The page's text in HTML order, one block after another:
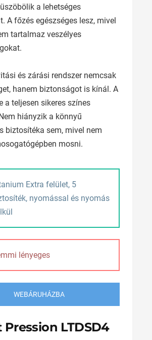
a lehetséges
A főzés egészséges lesz, mivel
tartalmaz veszélyes
és zárási rendszer nemcsak
hanem biztonságot is kínál. A
a teljesen sikeres színes
hiányzik a könnyű
biztosítéka sem, mivel nem
mosni.
Extra felület, 5
nyomással és nyomás
lényeges
WEBÁRUHÁZBA
Pression LTDSD4